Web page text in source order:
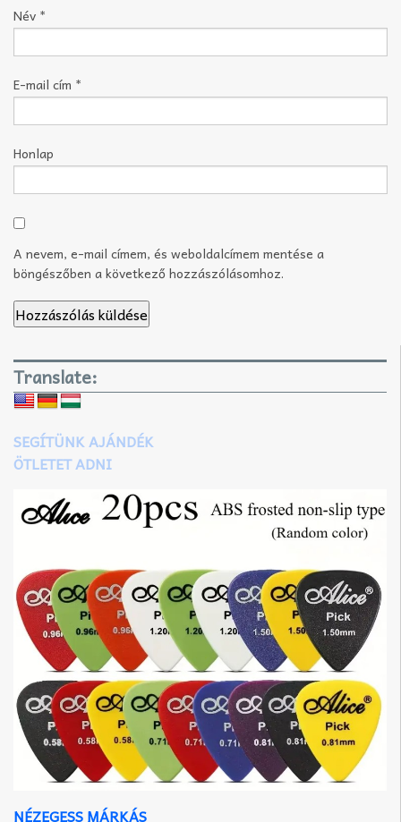
Név *
E-mail cím *
Honlap
A nevem, e-mail címem, és weboldalcímem mentése a
böngészőben a következő hozzászólásomhoz.
Translate:
SEGÍTÜNK AJÁNDÉK
ÖTLETET ADNI
NÉZEGESS MÁRKÁS